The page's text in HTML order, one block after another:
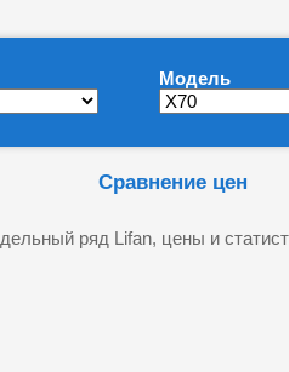
Модель
Сравнение цен
ряд Lifan, цены и